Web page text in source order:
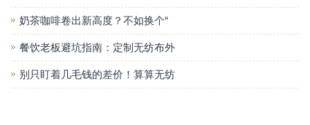
奶茶咖啡卷出新高度？不如换个“
餐饮老板避坑指南：定制无纺布外
别只盯着几毛钱的差价！算算无纺